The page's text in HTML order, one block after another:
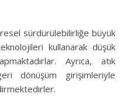
sürdürülebilirliğe büyük
kullanarak düşük
Ayrıca, atık
dönüşüm girişimleriyle